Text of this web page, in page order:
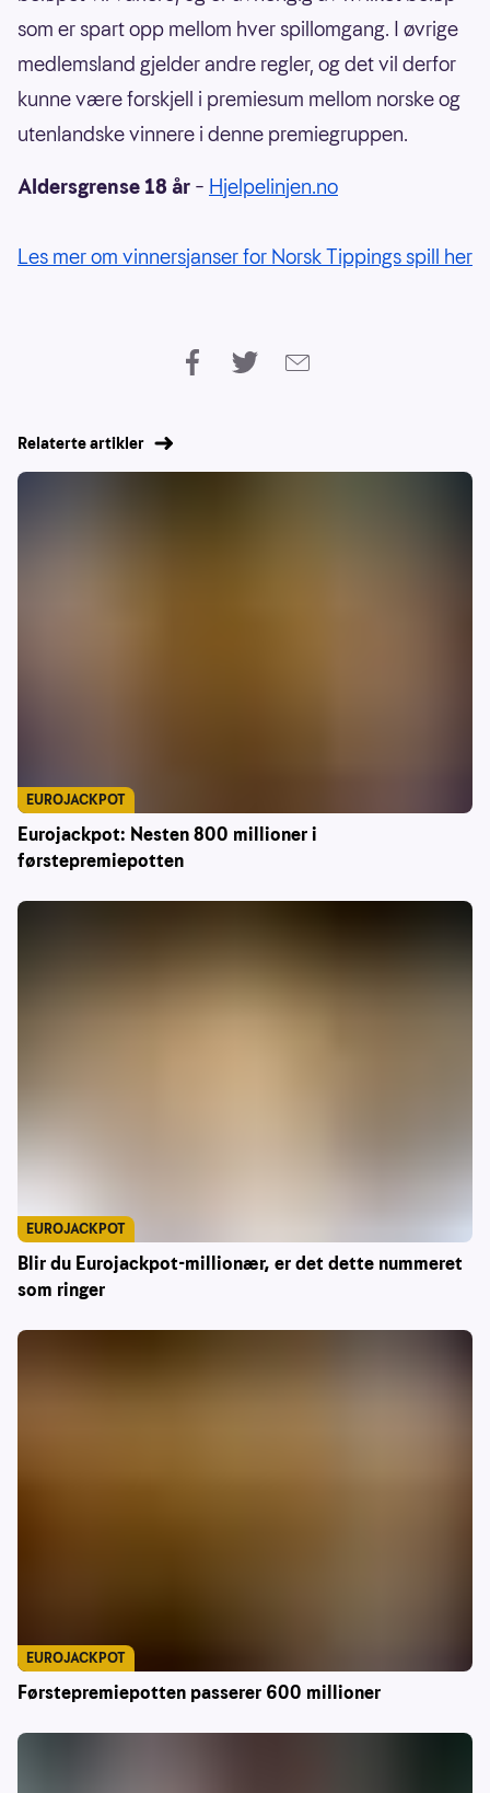
som er spart opp mellom hver spillomgang. I øvrige
medlemsland gjelder andre regler, og det vil derfor
kunne være forskjell i premiesum mellom norske og
utenlandske vinnere i denne premiegruppen.
Aldersgrense 18 år – Hjelpelinjen.no
Les mer om vinnersjanser for Norsk Tippings spill her
Relaterte artikler
Eurojackpot: Nesten 800 millioner i
førstepremiepotten
EUROJACKPOT
Blir du Eurojackpot-millionær, er det dette nummeret
som ringer
EUROJACKPOT
Førstepremiepotten passerer 600 millioner
EUROJACKPOT